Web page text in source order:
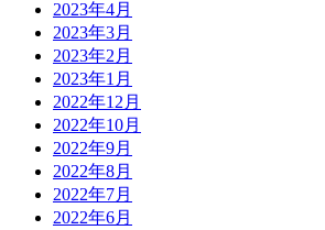
2023年4月
2023年3月
2023年2月
2023年1月
2022年12月
2022年10月
2022年9月
2022年8月
2022年7月
2022年6月